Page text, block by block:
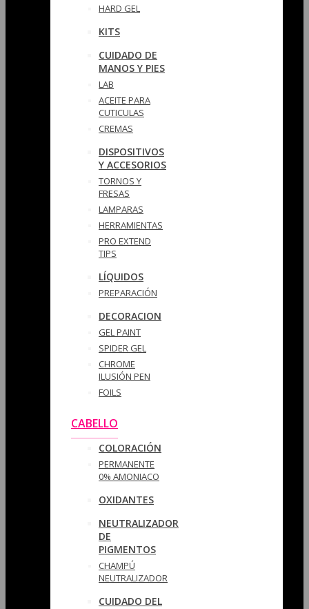
HARD GEL
KITS
CUIDADO DE
MANOS Y PIES
LAB
ACEITE PARA
CUTICULAS
CREMAS
DISPOSITIVOS
Y ACCESORIOS
TORNOS Y
FRESAS
LAMPARAS
HERRAMIENTAS
PRO EXTEND
TIPS
LÍQUIDOS
PREPARACIÓN
DECORACION
GEL PAINT
SPIDER GEL
CHROME
ILUSIÓN PEN
FOILS
CABELLO
COLORACIÓN
PERMANENTE
0% AMONIACO
OXIDANTES
NEUTRALIZADOR
DE
PIGMENTOS
CHAMPÚ
NEUTRALIZADOR
CUIDADO DEL